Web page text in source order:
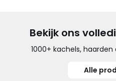
Bekijk ons
1000+ kachels,
Alle